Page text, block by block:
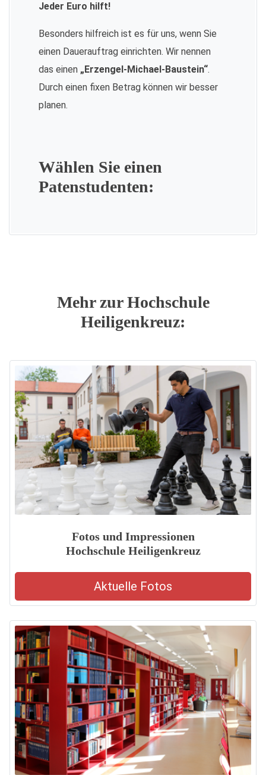
Jeder Euro hilft!
Besonders hilfreich ist es für uns, wenn Sie
einen Dauerauftrag einrichten. Wir nennen
das einen „Erzengel-Michael-Baustein“.
Durch einen fixen Betrag können wir besser
planen.
Wählen Sie einen
Patenstudenten:
Mehr zur Hochschule
Heiligenkreuz:
Fotos und Impressionen
Hochschule Heiligenkreuz
Aktuelle Fotos